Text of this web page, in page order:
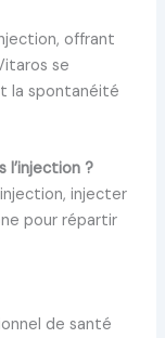
offrant
se
la spontanéité
?
injecter
pour répartir
de santé